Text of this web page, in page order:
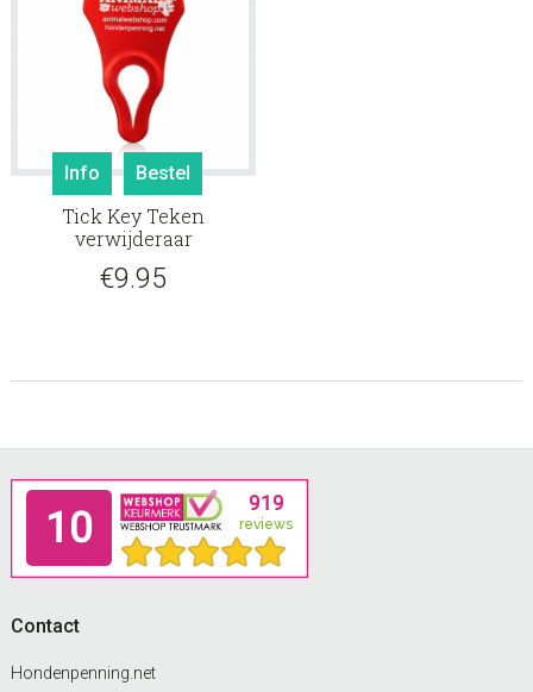
Info Bestel
Tick Key Teken
verwijderaar
€9.95
Footer
Contact
Hondenpenning.net